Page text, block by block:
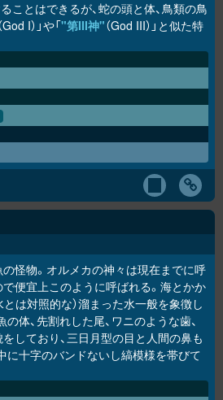
ことはできるが、蛇の頭と体、鳥類の鳥
God I）」や「"第III神"（God III）」と似た特
怪物。オルメカの神々は現在までに呼
便宜上このように呼ばれる。海とかか
とは対照的な）溜まった水一般を象徴し
の体、先割れした尾、ワニのような歯、
しており、三日月型の目と人間の鼻も
に十字のバンドないし縞模様を帯びて